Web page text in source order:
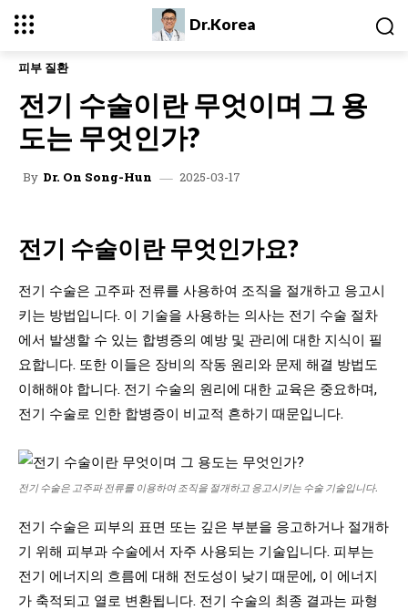
Dr.Korea
피부 질환
전기 수술이란 무엇이며 그 용
도는 무엇인가?
By Dr. On Song-Hun 2025-03-17
전기 수술이란 무엇인가요?
전기 수술은 고주파 전류를 사용하여 조직을 절개하고 응고시
키는 방법입니다. 이 기술을 사용하는 의사는 전기 수술 절차
에서 발생할 수 있는 합병증의 예방 및 관리에 대한 지식이 필
요합니다. 또한 이들은 장비의 작동 원리와 문제 해결 방법도
이해해야 합니다. 전기 수술의 원리에 대한 교육은 중요하며,
전기 수술로 인한 합병증이 비교적 흔하기 때문입니다.
전기 수술은 고주파 전류를 이용하여 조직을 절개하고 응고시키는 수술 기술입니다.
전기 수술은 피부의 표면 또는 깊은 부분을 응고하거나 절개하
기 위해 피부과 수술에서 자주 사용되는 기술입니다. 피부는
전기 에너지의 흐름에 대해 전도성이 낮기 때문에, 이 에너지
가 축적되고 열로 변환됩니다. 전기 수술의 최종 결과는 파형